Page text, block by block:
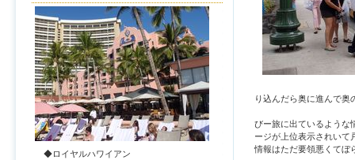
り込んだら奥に進んで奥
びー旅に出ているような
ージが上位表示されいて
情報はただ要領悪くてぼ
◆ロイヤルハワイアン